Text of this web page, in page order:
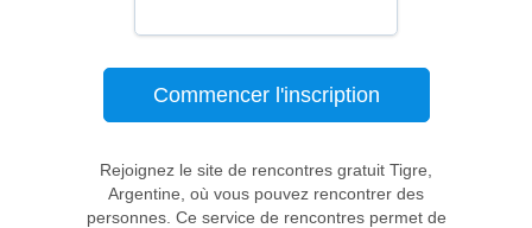
Commencer l'inscription
Rejoignez le site de rencontres gratuit Tigre,
Argentine, où vous pouvez rencontrer des
personnes. Ce service de rencontres permet de